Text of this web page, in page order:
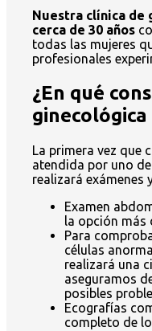
Nuestra clínica de
cerca de 30 años
todas las mujeres
profesionales
¿En qué
La primera vez que
atendida por uno
realizará exámenes
Examen
la opción más
Para
células
realizará una
aseguramos
posibles
Ecografías
completo de